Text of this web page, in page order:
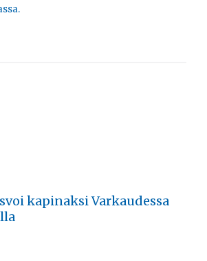
kapinaksi Varkaudessa